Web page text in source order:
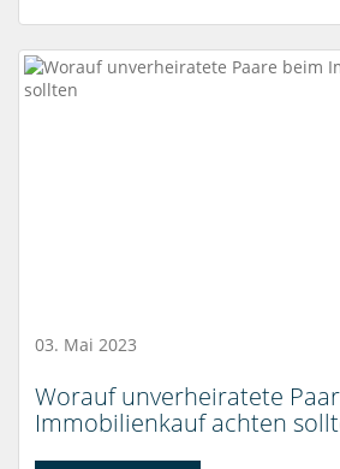
03. Mai 2023
Worauf unverheiratete
Immobilienkauf achten